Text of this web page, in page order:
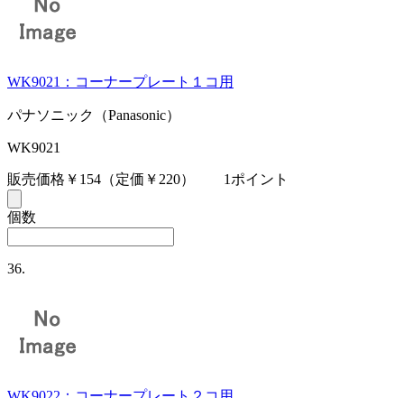
WK9021：コーナープレート１コ用
パナソニック（Panasonic）
WK9021
販売価格￥154 （定価￥220） 1ポイント
個数
36.